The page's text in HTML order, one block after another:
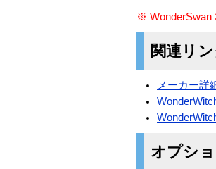
※ WonderSwan
関連リン
メーカー詳
オプシ